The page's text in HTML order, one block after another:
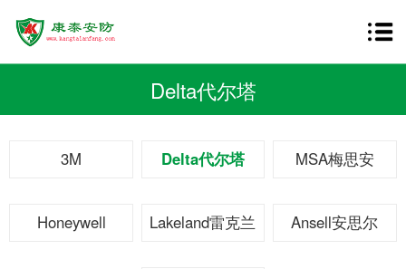
Delta代尔塔
3M Delta代尔塔 MSA梅思安
Honeywell Lakeland雷克兰 Ansell安思尔